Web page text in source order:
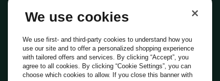
Everli Shoppers
About Us
Everli News
Domande frequenti
Lavora con noi
Diventa Shopper
Investitori
PrivacyCookiePreferenze Cookie
We use cookies
We use first- and third-party cookies to understand how you
use our site and to offer a personalized shopping experience
with tailored offers and services. By clicking “Accept”, you
agree to all cookies. By clicking “Cookie Settings”, you can
choose which cookies to allow. If you close this banner with